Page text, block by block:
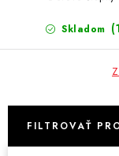
Skladom
FILTROVAŤ